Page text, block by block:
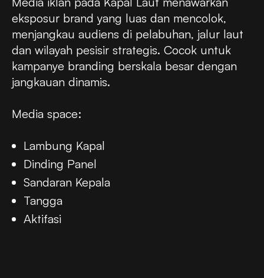
eksposur brand yang luas dan mencolok,
menjangkau audiens di pelabuhan, jalur laut
dan wilayah pesisir strategis. Cocok untuk
kampanye branding berskala besar dengan
jangkauan dinamis.
Media space:
Lambung Kapal
Dinding Panel
Sandaran Kepala
Tangga
Aktifasi